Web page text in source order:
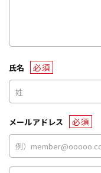
氏名 必須
メールアドレス 必須